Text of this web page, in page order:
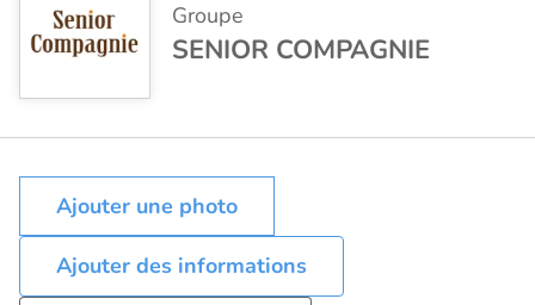
Groupe
SENIOR COMPAGNIE
Ajouter des informations